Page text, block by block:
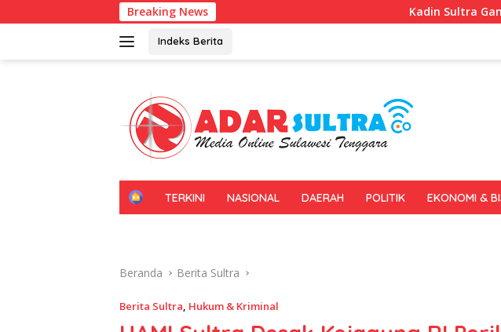
ke
Breaking News Kadin Sultra Gandeng IAI
Indeks Berita
H
TERKINI NASIONAL DAERAH POLITIK EKONOMI &
Beranda Berita Sultra
Berita Sultra Hukum & Kriminal